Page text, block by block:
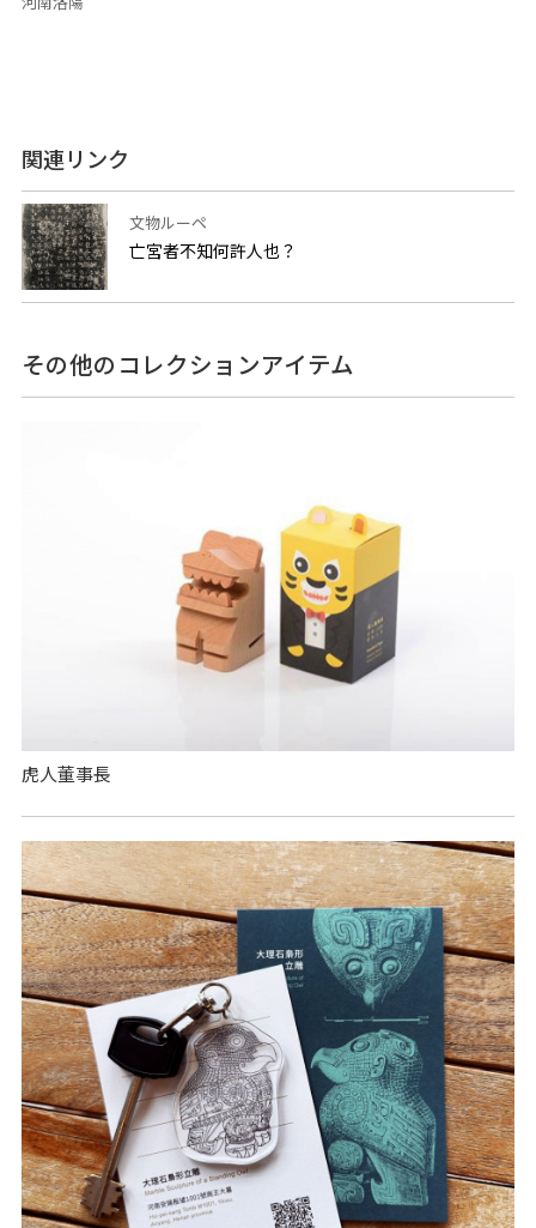
関連リンク
文物ルーペ
亡宮者不知何許人也？
その他のコレクションアイテム
虎人董事長